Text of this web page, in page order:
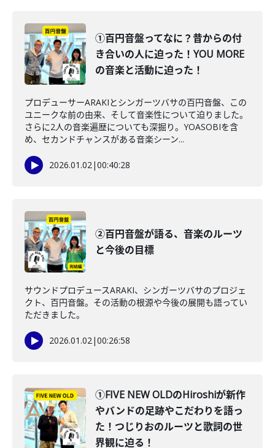
①百円音盤ってなに？昔からの付
き合いの人に迫った！YOU MORE
の音楽と活動に迫った！
プロデューサーARAKIとシンガーツバサの百円音盤、この
ユニークな前の由来、そして音楽性について迫りました。
さらに2人の音楽遍歴についても深掘り。YOASOBIを含
め、セカンドチャンスがある音楽シーン...
2026.01.02|00:40:28
②百円音盤が語る、音楽のルーツ
と今後の目標
サウンドプロデュースARAKI、シンガーツバサのプロジェ
クト、百円音盤。その活動の根源や今後の展開も語ってい
ただきました。
2026.01.02|00:26:58
①FIVE NEW OLDのHiroshiが新作
やバンドの足跡やこだわりを語っ
た！つじりおのルーツと歌詞の世
界観に迫る！